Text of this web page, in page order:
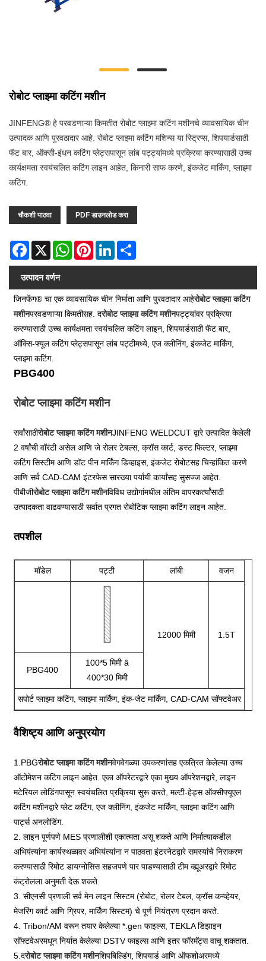
रोबोट प्लाझ्मा कटिंग मशीन
JINFENG® हे परवडणाऱ्या किमतीत रोबोट प्लाझ्मा कटिंग मशीनचे व्यावसायिक चीन
उत्पादक आणि पुरवठादार आहे. रोबोट प्लाझ्मा कटिंग मशिन्स या स्ट्रिप्स, शिपयार्डसाठी
फॅट बार, ऑक्सी-इंधन कटिंग प्लेट्सपासून लांब पट्ट्यांमध्ये प्रक्रिया करण्यासाठी उच्च
कार्यक्षमता स्वयंचलित कटिंग लाइन आहेत, किनारी साफ करणे, इंकजेट मार्किंग, प्लाझ्मा
कटिंग.
चौकशी पाठवा PDF डाउनलोड करा
Facebook
X WhatsAppPinterestLinkedIn
उत्पादन वर्णन
जिनफेंग® चा एक व्यावसायिक चीन निर्माता आणि पुरवठादार आहेरोबोट प्लाझ्मा कटिंग
मशीनपरवडणाऱ्या किमतीसह. दरोबोट प्लाझ्मा कटिंग मशीनपट्ट्यांवर प्रक्रिया
करण्यासाठी उच्च कार्यक्षमता स्वयंचलित कटिंग लाइन, शिपयार्डसाठी फॅट बार,
ऑक्सि-फ्यूल कटिंग प्लेट्सपासून लांब पट्टीमध्ये, एज क्लीनिंग, इंकजेट मार्किंग,
प्लाझ्मा कटिंग.
PBG400
रोबोट प्लाझ्मा कटिंग मशीन
सर्वांसाठीरोबोट प्लाझ्मा कटिंग मशीनJINFENG WELDCUT द्वारे उत्पादित केलेली
2 वर्षांची वॉरंटी असेल आणि जे रोलर टेबल्स, क्रॉस कार्ट, डस्ट फिल्टर, प्लाझ्मा
कटिंग सिस्टीम आणि डॉट पीन मार्किंग डिव्हाइस, इंकजेट रोबोटसह चिन्हांकित करणे
आणि सर्व CAD-CAM इंटरफेस सारख्या पर्यायी कार्यांसह सुसज्ज आहेत.
पीबीजीरोबोट प्लाझ्मा कटिंग मशीनविविध उद्योगांमधील अंतिम वापरकर्त्यांसाठी
उत्पादकता वाढवण्यासाठी सर्वात प्रगत रोबोटिक प्लाझ्मा कटिंग लाइन आहेत.
तपशील
मॉडेल पट्टी लांबी वजन
12000 मिमी 1.5T
PBG400
100*5 मिमी â
400*30 मिमी
सपोर्ट प्लाझ्मा कटिंग, प्लाझ्मा मार्किंग, इंक-जेट मार्किंग, CAD-CAM सॉफ्टवेअर
वैशिष्ट्य आणि अनुप्रयोग
1.PBGरोबोट प्लाझ्मा कटिंग मशीनवेगवेगळ्या उपकरणांसह एकत्रित केलेल्या उच्च
ऑटोमेशन कटिंग लाइन आहेत. एका ऑपरेटरद्वारे एका मुख्य ऑपरेशनद्वारे, लाइन
मटेरियल लोडिंगपासून स्वयंचलित प्रक्रिया सुरू करते, मल्टी-हेड्स ऑक्सीफ्यूएल
कटिंग मशीनद्वारे प्लेट कटिंग, एज क्लीनिंग, इंकजेट मार्किंग, प्लाझ्मा कटिंग आणि
पार्ट्स अनलोडिंग.
2. लाइन पूर्णपणे MES प्रणालीशी एकात्मता असू शकते आणि निर्मात्याकडील
अभियंत्यांना कार्यस्थळावर अभियंत्यांना न पाठवता इंटरनेटद्वारे समस्यांचे निराकरण
करण्यासाठी रिमोट डायग्नोसिस सहजपणे पार पाडण्यासाठी टीम व्ह्यूअरद्वारे रिमोट
कंट्रोलला अनुमती देऊ शकते.
3. सीएनसी प्रणाली सर्व मेन लाइन सिस्टम (रोबोट, रोलर टेबल, क्रॉस कन्व्हेयर,
मेजरिंग कार्ट आणि ग्रिपर, मार्किंग सिस्टम) चे पूर्ण नियंत्रण प्रदान करते.
4. Tribon/AM वरून तयार केलेल्या *.gen फाइल्स, TEKLA डिझाइन
सॉफ्टवेअरमधून निर्यात केलेल्या DSTV फाइल्स आणि इतर फॉरमॅट्स वाचू शकतात.
5.दरोबोट प्लाझ्मा कटिंग मशीनशिपबिल्डिंग, शिपयार्ड आणि ऑफशोअरमध्ये